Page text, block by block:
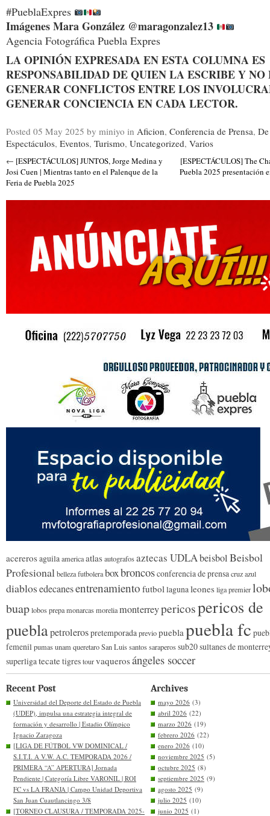
#PueblaExpres
Imágenes Mara González @maragonzalez13
Agencia Fotográfica Puebla Expres
LA OPINIÓN EXPRESADA EN ESTA COLUMNA ES
RESPONSABILIDAD DE QUIEN LA ESCRIBE Y NO
GENERAR CONFLICTOS ENTRE LOS
GENERAR CONCIENCIA EN CADA LECTOR.
Posted 05 May 2025 by miniyo in Aficion, Conferencia de Prensa,
Espectáculos, Eventos, Turismo, Uncategorized, Varios
← [ESPECTÁCULOS] JUNTOS, Jorge Medina y
Josi Cuen | Mientras tanto en el Palenque de la
Feria de Puebla 2025
[ESPECTÁCULOS] The
Puebla 2025 presentación
acererosaguilaamericaatlasautografosaztecas UDLAbeisbolBeisbol
Profesionalbelleza futboleraboxbroncosconferencia de prensacruz azul
diablosedecanesentrenamiento futbollagunaleonesliga premier
buaplobos prepamonarcas moreliamonterreypericospericos de
pueblapetrolerospretemporadapreviopueblapuebla fc
femenilpumas unam queretaroSan Luissantossaraperossub20sultanes de
superligatecatetigrestourvaquerosángeles soccer
Recent Post
Universidad del Deporte del Estado de Puebla
(UDEP), impulsa una estrategia integral de
formación y desarrollo | Estadio Olímpico
Ignacio Zaragoza
[LIGA DE FÚTBOL VW DOMINICAL /
S.I.T.I. A V.W. A.C. TEMPORADA 2026 /
PRIMERA “A” APERTURA] Jornada
Pendiente | Categoría Libre VARONIL | ROI
FC vs LA FRANJA | Campo Unidad Deportiva
San Juan Cuautlancingo 3/8
[TORNEO CLAUSURA / TEMPORADA 2025-
Archives
mayo 2026 (3)
abril 2026 (22)
marzo 2026 (19)
febrero 2026 (22)
enero 2026 (10)
noviembre 2025 (5)
octubre 2025 (8)
septiembre 2025 (9)
agosto 2025 (9)
julio 2025 (10)
junio 2025 (1)